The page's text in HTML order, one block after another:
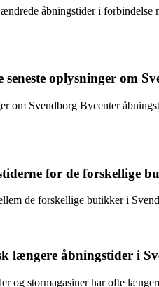
åbningstider i
oplysninger om
om Svendborg Bycenter
for de forskellige
de forskellige butikker i
længere åbningstider i
og stormagasiner har ofte